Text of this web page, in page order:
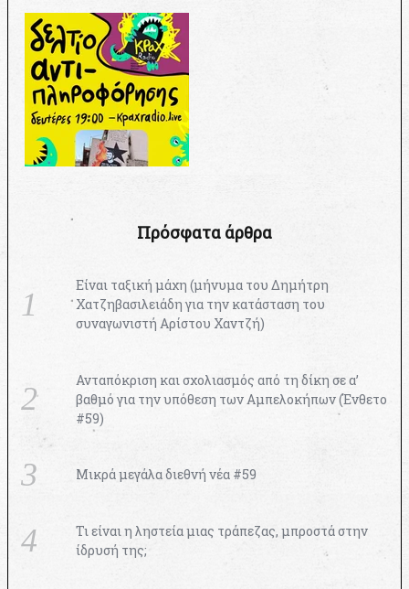
Πρόσφατα άρθρα
Είναι ταξική μάχη (μήνυμα του Δημήτρη
Χατζηβασιλειάδη για την κατάσταση του
συναγωνιστή Αρίστου Χαντζή)
Ανταπόκριση και σχολιασμός από τη δίκη σε α’
βαθμό για την υπόθεση των Αμπελοκήπων (Ένθετο
#59)
Μικρά μεγάλα διεθνή νέα #59
Τι είναι η ληστεία μιας τράπεζας, μπροστά στην
ίδρυσή της;